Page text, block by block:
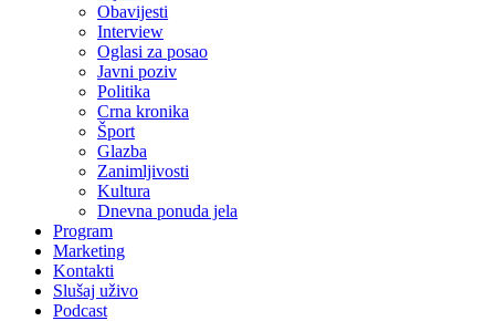
Obavijesti
Interview
Oglasi za posao
Javni poziv
Politika
Crna kronika
Šport
Glazba
Zanimljivosti
Kultura
Dnevna ponuda jela
Program
Marketing
Kontakti
Slušaj uživo
Podcast